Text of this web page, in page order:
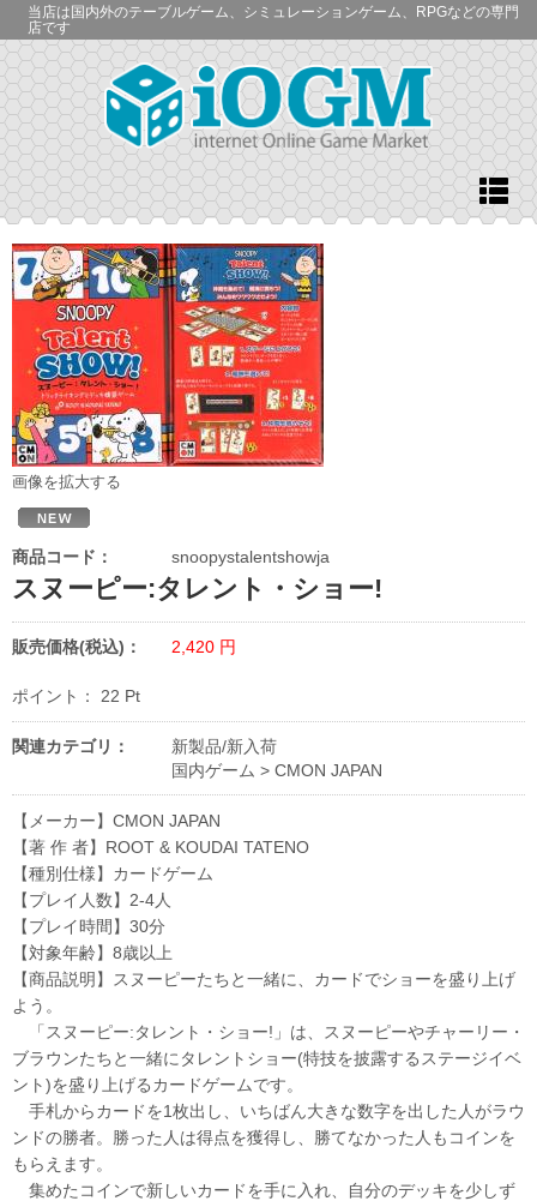
当店は国内外のテーブルゲーム、シミュレーションゲーム、RPGなどの専門
店です
画像を拡大する
商品コード： snoopystalentshowja
スヌーピー:タレント・ショー!
販売価格(税込)： 2,420 円
ポイント： 22 Pt
関連カテゴリ：
新製品/新入荷
国内ゲーム > CMON JAPAN
【メーカー】CMON JAPAN
【著 作 者】ROOT & KOUDAI TATENO
【種別仕様】カードゲーム
【プレイ人数】2-4人
【プレイ時間】30分
【対象年齢】8歳以上
【商品説明】スヌーピーたちと一緒に、カードでショーを盛り上げ
よう。
「スヌーピー:タレント・ショー!」は、スヌーピーやチャーリー・
ブラウンたちと一緒にタレントショー(特技を披露するステージイベ
ント)を盛り上げるカードゲームです。
手札からカードを1枚出し、いちばん大きな数字を出した人がラウ
ンドの勝者。勝った人は得点を獲得し、勝てなかった人もコインを
もらえます。
集めたコインで新しいカードを手に入れ、自分のデッキを少しず